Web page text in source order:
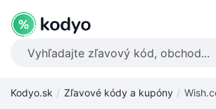
Kodyo.sk Zľavové kódy a kupóny